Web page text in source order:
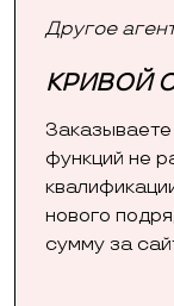
Другое
КРИВОЙ
функций не
нового
сумму за